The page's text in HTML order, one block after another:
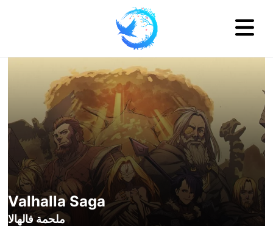
Valhalla Saga
ملحمة فالهالا